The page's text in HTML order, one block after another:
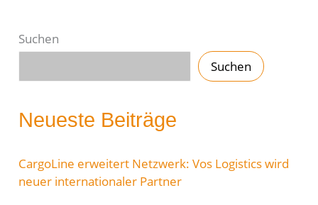
Suchen
Suchen
Neueste Beiträge
CargoLine erweitert Netzwerk: Vos Logistics wird
neuer internationaler Partner